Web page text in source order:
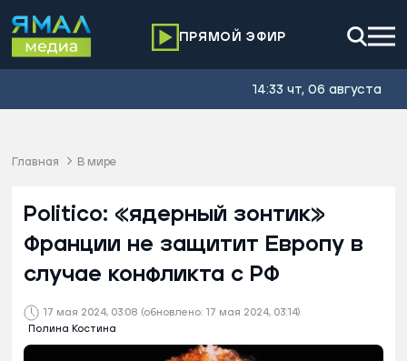
ПРЯМОЙ ЭФИР
14:33 чт, 06 августа
Главная В мире
17 мая 2024, 03:08 (обновлено: 17 мая 2024, 03:14)
Полина Костина
Politico: «ядерный зонтик»
Франции не защитит Европу в
случае конфликта с РФ